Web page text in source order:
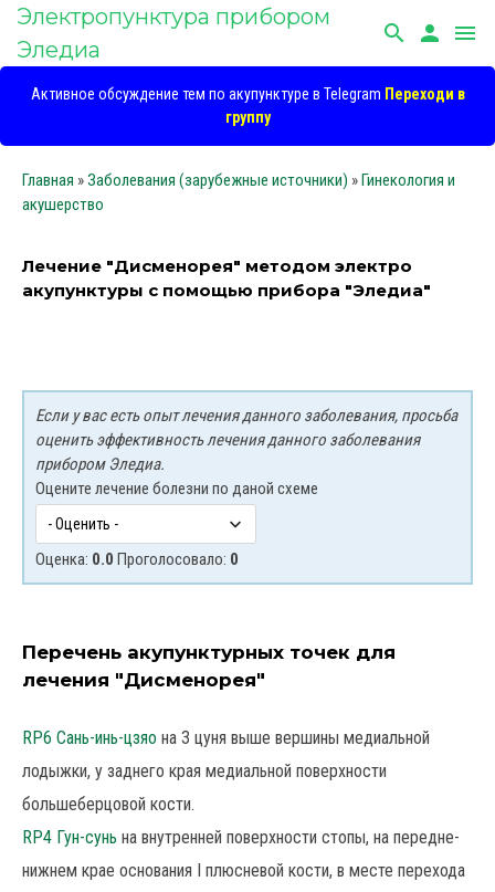
Электропунктура прибором
Эледиа
search person menu
Активное обсуждение тем по акупунктуре в Telegram Переходи в
группу
Главная »Заболевания (зарубежные источники) »Гинекология и
акушерство
Лечение "Дисменорея" методом электро
акупунктуры с помощью прибора "Эледиа"
Если у вас есть опыт лечения данного заболевания, просьба
оценить эффективность лечения данного заболевания
прибором Эледиа.
Оцените лечение болезни по даной схеме
Оценка: 0.0 Проголосовало: 0
Перечень акупунктурных точек для
лечения "Дисменорея"
RP6 Сань-инь-цзяо на 3 цуня выше вершины медиальной
лодыжки, у заднего края медиальной поверхности
большеберцовой кости.
RP4 Гун-сунь на внутренней поверхности стопы, на передне-
нижнем крае основания I плюсневой кости, в месте перехода